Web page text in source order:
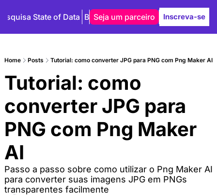
State of Data Blog Autores
Seja um parceiro Inscreva-se
Home Posts Tutorial: como converter JPG para PNG com Png Maker AI
Tutorial: como
converter JPG para
PNG com Png Maker
AI
Passo a passo sobre como utilizar o Png Maker AI
para converter suas imagens JPG em PNGs
transparentes facilmente